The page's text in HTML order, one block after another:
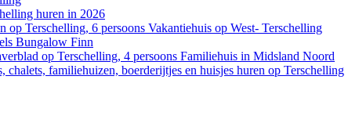
huren in 2026
op Terschelling, 6 persoons Vakantiehuis op West- Terschelling
Bungalow Finn
op Terschelling, 4 persoons Familiehuis in Midsland Noord
chalets, familiehuizen, boerderijtjes en huisjes huren op Terschelling